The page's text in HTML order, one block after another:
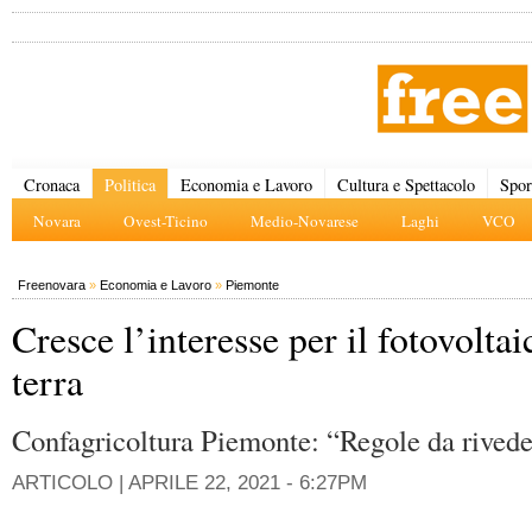
Cronaca Politica
Novara Ovest-Ticino Medio-Novarese Laghi VCO
Economia e Lavoro Cultura e Spettacolo
Freenovara » Economia e Lavoro » Piemonte
Cresce l’interesse per il
terra
Confagricoltura Piemonte: “Regole da
ARTICOLO | APRILE 22, 2021 - 6:27PM